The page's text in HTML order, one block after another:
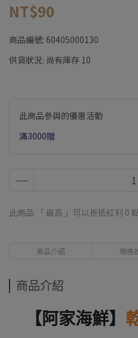
NT$90
商品編號: 60405000130
供貨狀況: 尚有庫存 10
此商品參與的優惠活動
滿3000贈
此商品 「 最高 」可以折抵紅利 0
商品介紹 規格
商品介紹
【阿家海鮮】